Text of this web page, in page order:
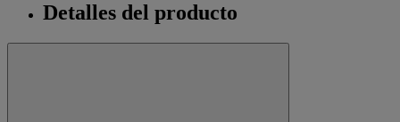
Detalles del producto